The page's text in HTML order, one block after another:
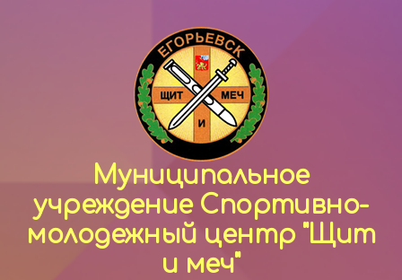
Муниципальное
учреждение Спортивно-
молодежный центр "Щит
и меч"